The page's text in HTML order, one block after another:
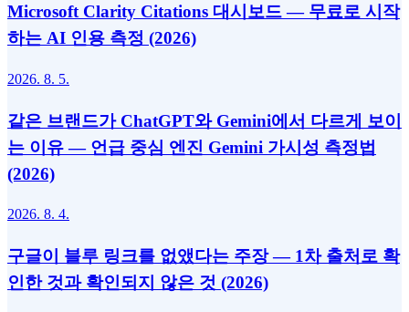
Microsoft Clarity Citations 대시보드 — 무료로 시작
하는 AI 인용 측정 (2026)
2026. 8. 5.
같은 브랜드가 ChatGPT와 Gemini에서 다르게 보이
는 이유 — 언급 중심 엔진 Gemini 가시성 측정법
(2026)
2026. 8. 4.
구글이 블루 링크를 없앴다는 주장 — 1차 출처로 확
인한 것과 확인되지 않은 것 (2026)